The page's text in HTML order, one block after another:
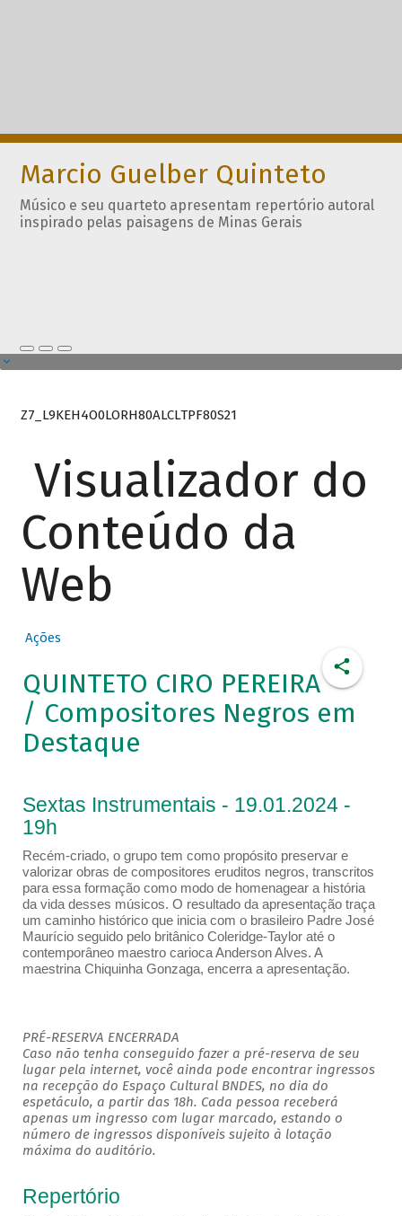
Marcio Guelber Quinteto
Músico e seu quarteto apresentam repertório autoral
inspirado pelas paisagens de Minas Gerais
Z7_L9KEH4O0LORH80ALCLTPF80S21
Visualizador do
Conteúdo da
Web
Ações
QUINTETO CIRO PEREIRA
/ Compositores Negros em
Destaque
Sextas Instrumentais - 19.01.2024 -
19h
Recém-criado, o grupo tem como propósito preservar e
valorizar obras de compositores eruditos negros, transcritos
para essa formação como modo de homenagear a história
da vida desses músicos. O resultado da apresentação traça
um caminho histórico que inicia com o brasileiro Padre José
Maurício seguido pelo britânico Coleridge-Taylor até o
contemporâneo maestro carioca Anderson Alves. A
maestrina Chiquinha Gonzaga, encerra a apresentação.
PRÉ-RESERVA ENCERRADA
Caso não tenha conseguido fazer a pré-reserva de seu
lugar pela internet, você ainda pode encontrar ingressos
na recepção do Espaço Cultural BNDES, no dia do
espetáculo, a partir das 18h. Cada pessoa receberá
apenas um ingresso com lugar marcado, estando o
número de ingressos disponíveis sujeito à lotação
máxima do auditório.
Repertório